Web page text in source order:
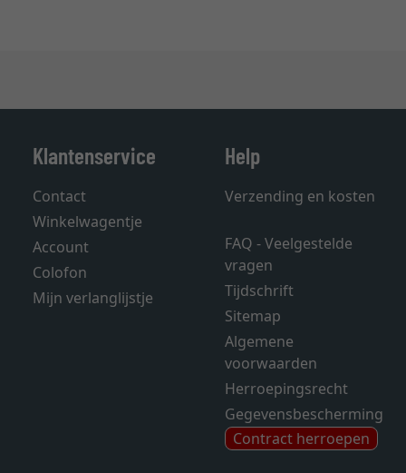
Klantenservice
Contact
Winkelwagentje
Account
Colofon
Mijn verlanglijstje
Help
Verzending en kosten
FAQ - Veelgestelde
vragen
Tijdschrift
Sitemap
Algemene
voorwaarden
Herroepingsrecht
Gegevensbescherming
Contract herroepen